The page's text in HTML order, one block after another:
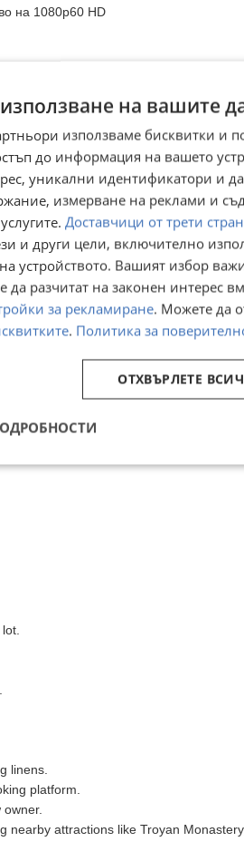
на 1080p60 HD
'Plamena' for sale in a historic village
for its traditional Revival-style
hotels, and taverns. This impressive
Located in the picturesque area of
opportunity to develop a tourism
located on the second and third
an outdoor terrace.
stars).
linens.
platform.
nearby attractions like Troyan
на вашите
използваме бисквитки и
до информация на вашето
уникални идентификатори и
измерване на реклами и
Доставчици от трети
и други цели, включително
устройството. Вашият избор
разчитат на законен интерес
за рекламиране. Можете да
. Политика за
ОТХВЪРЛЕТЕ